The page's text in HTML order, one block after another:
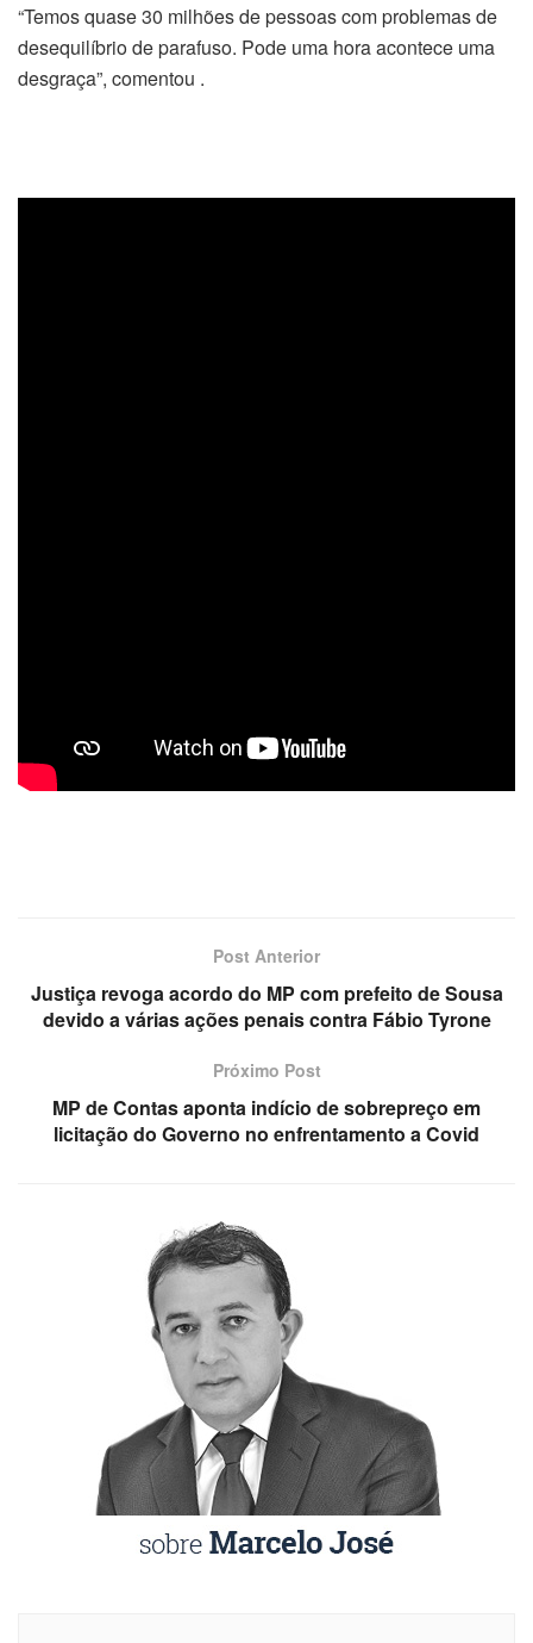
“Temos quase 30 milhões de pessoas com problemas de
desequilíbrio de parafuso. Pode uma hora acontece uma
desgraça”, comentou .
Post Anterior
Justiça revoga acordo do MP com prefeito de Sousa
devido a várias ações penais contra Fábio Tyrone
Próximo Post
MP de Contas aponta indício de sobrepreço em
licitação do Governo no enfrentamento a Covid